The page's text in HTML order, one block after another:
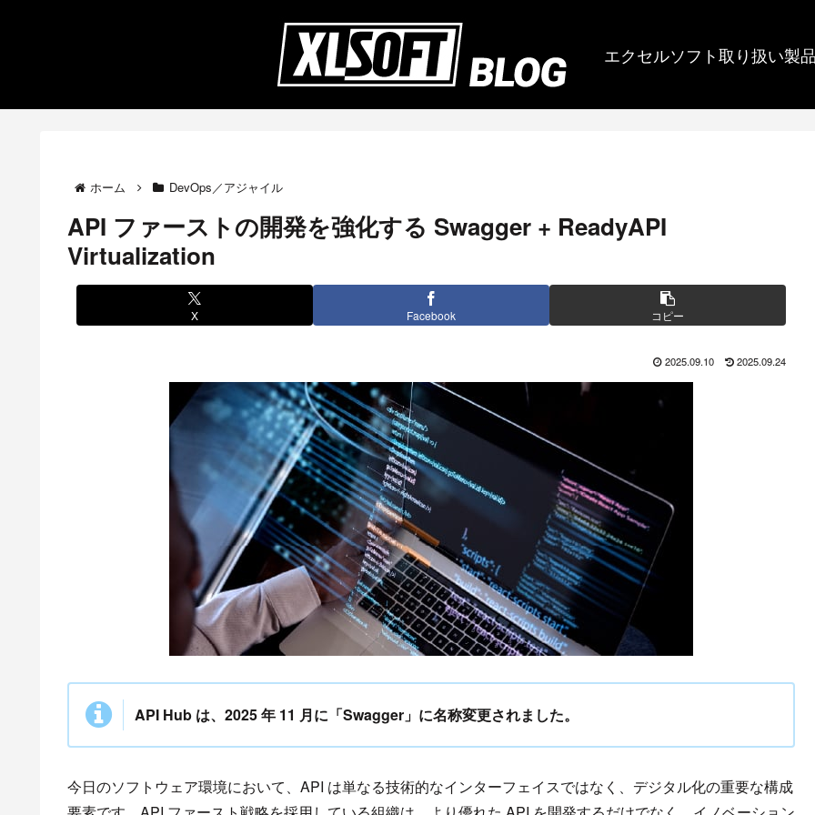
エクセルソフト取り扱い製
ホーム DevOps／アジャイル
API ファーストの開発を強化する Swagger + ReadyAPI
Virtualization
X Facebook コピー
2025.09.10 2025.09.24
API Hub は、2025 年 11 月に「Swagger」に名称変更されました。
今日のソフトウェア環境において、API は単なる技術的なインターフェイスではなく、デジタル化の重要な構成